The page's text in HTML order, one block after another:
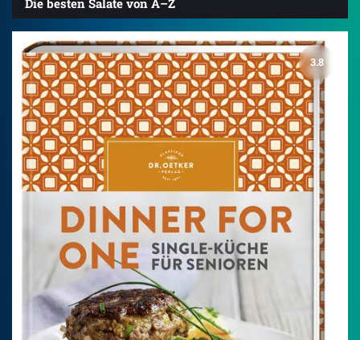
Die besten Salate von A–Z
3.8